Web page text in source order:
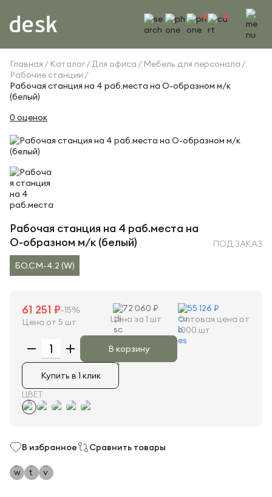
Главная Каталог Для офиса
Мебель для персонала
Рабочие станции
Рабочая станция на 4 раб.места на О-образном м/к
(белый)
0 оценок
Рабочая станция на 4 раб.места на
О-образном м/к (белый)
ПОД ЗАКАЗ
БО.СМ-4.2 (W)
61 251 ₽-15%
Цена от 5 шт
72 060 ₽
Цена за 1 шт
55 126 ₽
Оптовая цена от
1000 шт
В корзину
Купить в 1 клик
ЦВЕТ
В избранное Сравнить товары